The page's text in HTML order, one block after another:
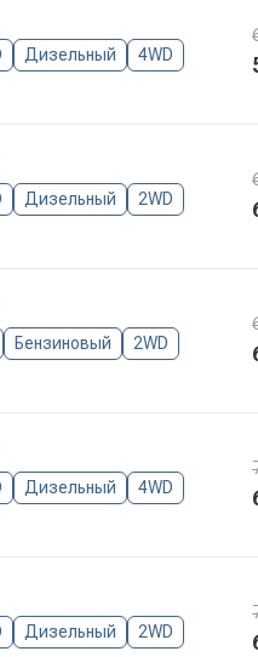
Дизельный
4WD
Дизельный
2WD
Бензиновый
2WD
Дизельный
4WD
Дизельный
2WD